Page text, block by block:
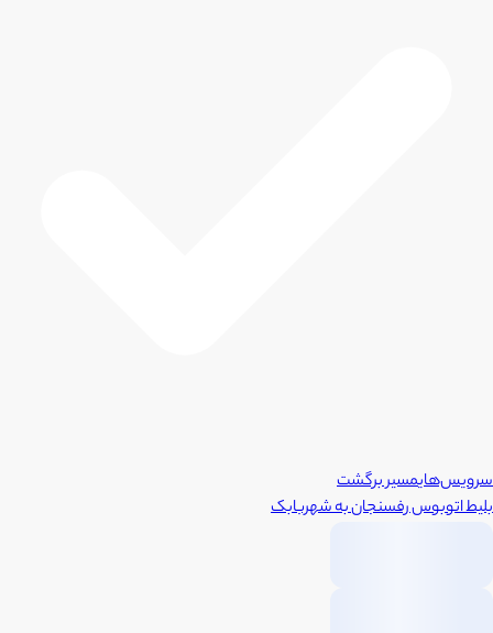
سرویس‌هایمسیر برگشت
بلیط اتوبوسرفسنجانبهشهربابک